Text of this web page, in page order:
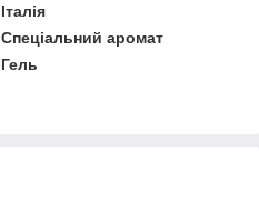
Італія
Спеціальний аромат
Гель